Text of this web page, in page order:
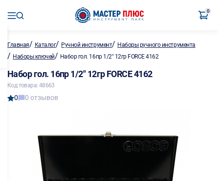
0
Главная/ Каталог/ Ручной инструмент/ Наборы ручного инструмента
/ Наборы ключей/ Набор гол. 16пр 1/2" 12гр FORCE 4162
Набор гол. 16пр 1/2" 12гр FORCE 4162
Код товара: 48663
0 0 отзывов